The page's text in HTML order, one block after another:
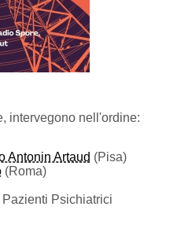
intervegono nell'ordine:
Antonin Artaud (Pisa)
(Roma)
Psichiatrici